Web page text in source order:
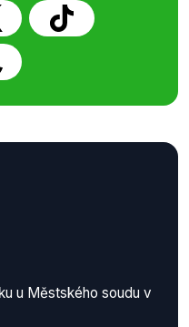
u Městského soudu v